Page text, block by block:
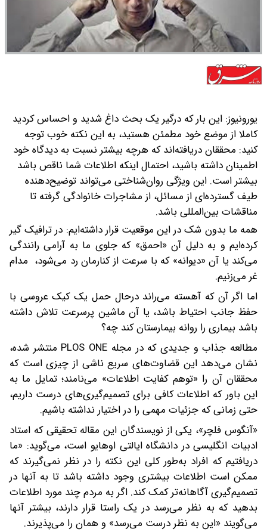
یورونیوز: این‌ بار که درگیر یک بحث داغ شدید و احساس کردید
کاملا از موضع خود مطمئن هستید، به این نکته خوب توجه
کنید: محققان دریافته‌اند که هر‌چه بیشتر نسبت به دیدگاه خود
اطمینان داشته باشید، احتمال اینکه اطلاعات شما ناقص باشد‌
بیشتر است. این ویژگی روان‌شناختی می‌تواند توضیح‌دهنده
طیف گسترده‌ای از مسائل، از مشاجرات خانوادگی گرفته تا
مناقشات بین‌المللی‌ باشد.
‎همه ما بدون شک در این موقعیت قرار داشته‌ایم: در ترافیک گیر
‌کرده‌ایم و به دلیل آن «احمق» که جلوی ما به آرامی رانندگی
می‌کند یا آن «دیوانه» که با سرعت از کنارمان رد می‌شود، مدام
غر می‌زنیم.
‎اما اگر آن‌ که آهسته می‌راند در‌حال حمل یک کیک عروسی با
حفظ جانب احتیاط باشد، یا آن ماشین پرسرعت تلاش داشته
باشد بیماری را روانه بیمارستان کند‌ چه؟
‎مطالعه جذاب و جدیدی که در مجله PLOS ONE منتشر شده،
نشان می‌دهد‌ این قضاوت‌های سریع ناشی از چیزی است که
محققان آن را «توهم کفایت اطلاعات» می‌نامند؛ تمایل ما به
این باور که اطلاعات کافی برای تصمیم‌گیری‌های درست داریم،
حتی زمانی که جزئیات ‎مهمی را در اختیار نداشته باشیم.
‎«آنگوس فلچر»، یکی از نویسندگان این مقاله تحقیقی که استاد
ادبیات انگلیسی در دانشگاه ایالتی اوهایو‌ است، می‌گوید: «ما
دریافتیم که افراد به‌طور کلی این نکته را در نظر نمی‌گیرند که
ممکن است اطلاعات بیشتری وجود داشته باشد تا به آنها در
تصمیم‌گیری آگاهانه‌تر کمک کند. اگر به مردم چند مورد اطلاعات
بدهید که به نظر می‌رسد در یک راستا قرار دارند، بیشتر آنها
می‌گویند «این به نظر درست می‌رسد» و همان را می‌پذیرند‌.